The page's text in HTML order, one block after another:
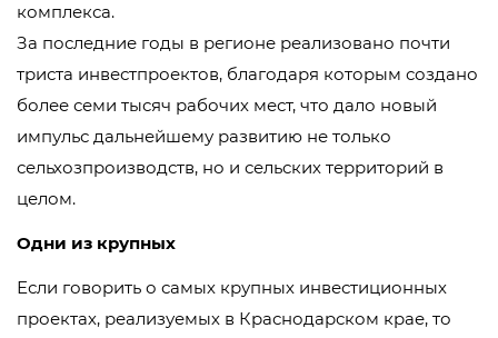
комплекса.
За последние годы в регионе реализовано почти
триста инвестпроектов, благодаря которым создано
более семи тысяч рабочих мест, что дало новый
импульс дальнейшему развитию не только
сельхозпроизводств, но и сельских территорий в
целом.
Одни из крупных
Если говорить о самых крупных инвестиционных
проектах, реализуемых в Краснодарском крае, то